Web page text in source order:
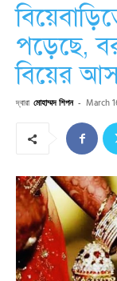
পড়েছে,
বিয়ের
দ্বারা মোহাম্মদ শিপন - March